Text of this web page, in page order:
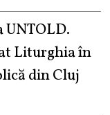
UNTOLD.
Liturghia în
din Cluj